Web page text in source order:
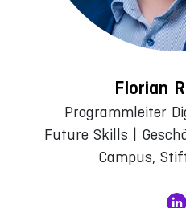
Florian
Programmleiter
Future Skills |
Campus,